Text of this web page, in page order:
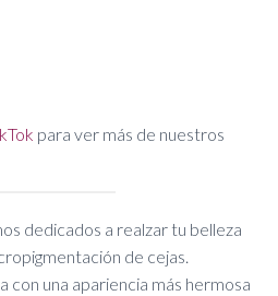
para ver más de nuestros
dedicados a realzar tu belleza
de cejas.
con una apariencia más hermosa